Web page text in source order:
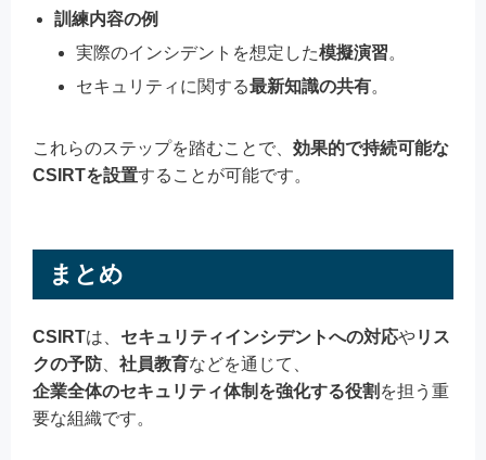
訓練内容の例
実際のインシデントを想定した模擬演習。
セキュリティに関する最新知識の共有。
これらのステップを踏むことで、 効果的で持続可能な
CSIRTを設置することが可能です。
まとめ
CSIRTは、 セキュリティインシデントへの対応やリス
クの予防
社員教育などを通じて、
企業全体のセキュリティ体制を強化する役割 を担う重
要な組織です。